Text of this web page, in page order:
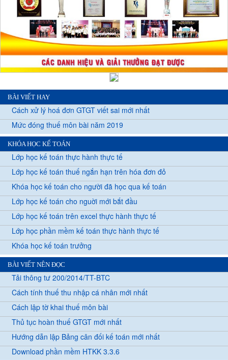
BÀI VIẾT HAY
Cách xử lý hoá đơn GTGT viết sai mới nhất
Mức đóng thuế môn bài năm 2019
KHÓA HỌC KẾ TOÁN
Lớp học kế toán thực hành thực tế
Lớp học kế toán thuế ngắn hạn trên hóa đơn đỏ
Khóa học kế toán cho người đã học qua kế toán
Lớp học kế toán cho nguời mới bắt đầu
Lớp học kế toán trên excel thực hành thực tế
Lớp học phần mềm kế toán thực hành thực tế
Khóa học kế toán trưởng
BÀI VIẾT NÊN ĐỌC
Tải thông tư 200/2014/TT-BTC
Cách tính thuế thu nhập cá nhân mới nhất
Cách lập tờ khai thuế môn bài
Thủ tục hoàn thuế GTGT mới nhất
Hướng dẫn lập Bảng cân đối kế toán mới nhất
Download phần mềm HTKK 3.3.6